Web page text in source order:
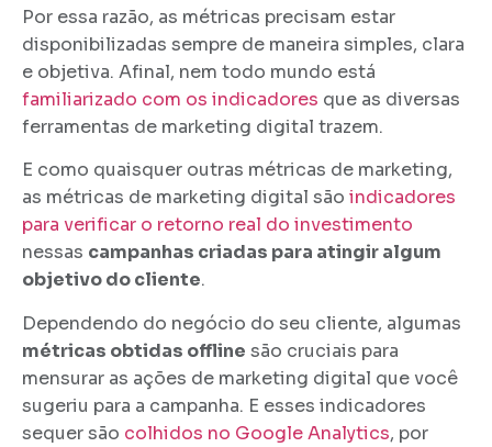
Por essa razão, as métricas precisam estar
disponibilizadas sempre de maneira simples, clara
e objetiva. Afinal, nem todo mundo está
familiarizado com os indicadores que as diversas
ferramentas de marketing digital trazem.
E como quaisquer outras métricas de marketing,
as métricas de marketing digital são indicadores
para verificar o retorno real do investimento
nessas campanhas criadas para atingir algum
objetivo do cliente.
Dependendo do negócio do seu cliente, algumas
métricas obtidas offline são cruciais para
mensurar as ações de marketing digital que você
sugeriu para a campanha. E esses indicadores
sequer são colhidos no Google Analytics, por